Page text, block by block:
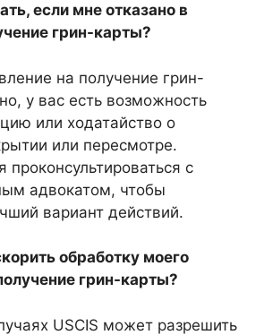
если мне отказано в
грин-карты?
на получение грин-
у вас есть возможность
или ходатайство о
или пересмотре.
проконсультироваться с
адвокатом, чтобы
вариант действий.
обработку моего
грин-карты?
USCIS может разрешить